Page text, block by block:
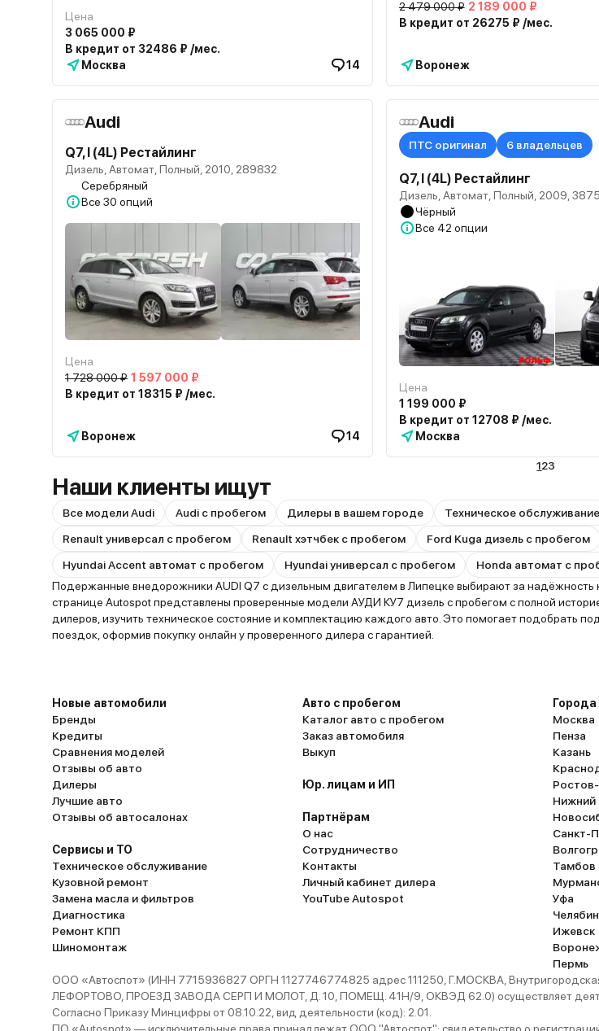
Цена
3 065 000 ₽
В кредит от 32486 ₽ /мес.
Москва
14
2 479 000 ₽ 2 189 000 ₽
В кредит от 26275 ₽ /мес.
Воронеж
Audi
Q7, I (4L) Рестайлинг
Дизель, Автомат, Полный, 2010, 289832
Серебряный
Все 30 опций
Цена
1 728 000 ₽ 1 597 000 ₽
В кредит от 18315 ₽ /мес.
Воронеж 14
Audi
ПТС оригинал 6 владельцев
Q7, I (4L) Рестайлинг
Дизель, Автомат, Полный, 2009,
Чёрный
Все 42 опции
Цена
1 199 000 ₽
В кредит от 12708 ₽ /мес.
Москва
123
Наши клиенты ищут
Все модели Audi Audi с пробегом Дилеры в вашем городе Техническое обслуживание
Renault универсал с пробегом
Renault хэтчбек с пробегом Ford Kuga дизель с пробегом
Hyundai Accent автомат с пробегом
Hyundai универсал с пробегом Honda автомат с
Подержанные внедорожники AUDI Q7 с дизельным двигателем в Липецке выбирают за надёжность
странице Autospot представлены проверенные модели АУДИ КУ7 дизель с пробегом с полной
дилеров, изучить техническое состояние и комплектацию каждого авто. Это помогает подобрать
поездок, оформив покупку онлайн у проверенного дилера с гарантией.
Новые автомобили
Бренды
Кредиты
Сравнения моделей
Отзывы об авто
Дилеры
Лучшие авто
Отзывы об автосалонах
Сервисы и ТО
Техническое обслуживание
Кузовной ремонт
Замена масла и фильтров
Диагностика
Ремонт КПП
Шиномонтаж
Авто с пробегом
Каталог авто с пробегом
Заказ автомобиля
Выкуп
Юр. лицам и ИП
Партнёрам
О нас
Сотрудничество
Контакты
Личный кабинет дилера
YouTube Autospot
Города
Москва
Пенза
Казань
Нижний
Санкт-
Тамбов
Уфа
Ижевск
Пермь
ООО «Автоспот» (ИНН 7715936827 ОРГН 1127746774825 адрес 111250, Г.МОСКВА,
ЛЕФОРТОВО, ПРОЕЗД ЗАВОДА СЕРП И МОЛОТ, Д. 10, ПОМЕЩ. 41Н/9, ОКВЭД 62.0) осуществляет
Согласно Приказу Минцифры от 08.10.22, вид деятельности (код): 2.01.